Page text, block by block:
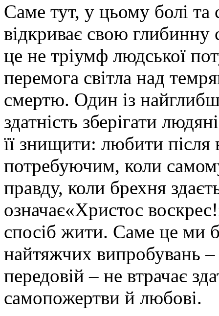
Саме тут, у цьому болі та
відкриває свою
це не тріумф людської
перемога світла над
смертю. Один із
здатність зберігати
її знищити: любити після
потребуючим, коли
правду, коли брехня
означає«Христос
спосіб жити. Саме це ми
найтяжчих випробувань
передовій – не втрачає
самопожертви й любові.